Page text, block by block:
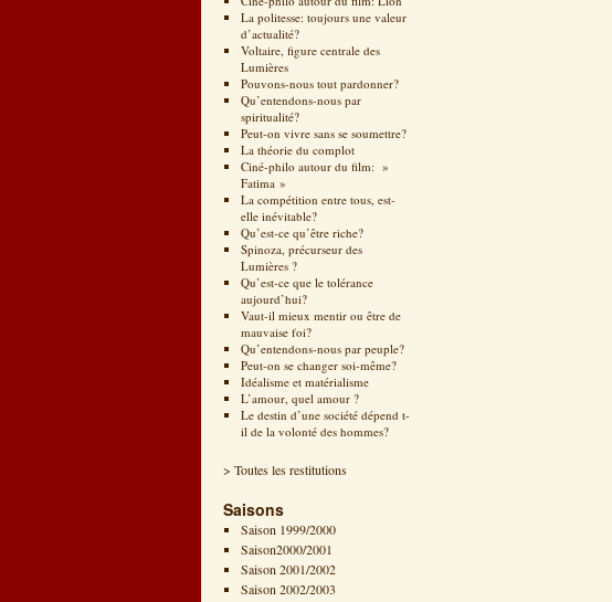
La politesse: toujours une valeur
d’actualité?
Voltaire, figure centrale des
Lumières
Pouvons-nous tout pardonner?
Qu’entendons-nous par
spiritualité?
Peut-on vivre sans se soumettre?
La théorie du complot
Ciné-philo autour du film: »
Fatima »
La compétition entre tous, est-
elle inévitable?
Qu’est-ce qu’être riche?
Spinoza, précurseur des
Lumières ?
Qu’est-ce que le tolérance
aujourd’hui?
Vaut-il mieux mentir ou être de
mauvaise foi?
Qu’entendons-nous par peuple?
Peut-on se changer soi-même?
Idéalisme et matérialisme
L’amour, quel amour ?
Le destin d’une société dépend t-
il de la volonté des hommes?
> Toutes les restitutions
Saisons
Saison 1999/2000
Saison2000/2001
Saison 2001/2002
Saison 2002/2003